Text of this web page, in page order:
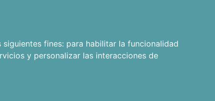
fines: para habilitar la funcionalidad
y personalizar las interacciones de